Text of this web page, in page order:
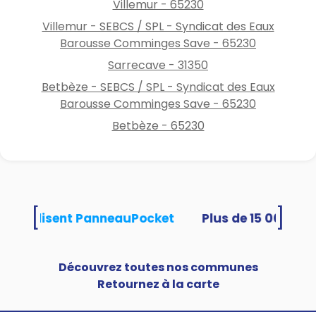
Villemur - 65230
Villemur - SEBCS / SPL - Syndicat des Eaux
Barousse Comminges Save - 65230
Sarrecave - 31350
Betbèze - SEBCS / SPL - Syndicat des Eaux
Barousse Comminges Save - 65230
Betbèze - 65230
utilisent PanneauPocket
Découvrez toutes nos communes
Retournez à la carte